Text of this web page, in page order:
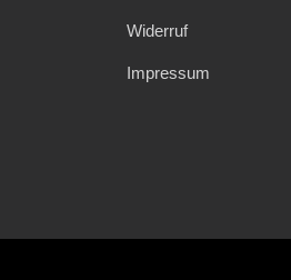
Widerruf
Impressum